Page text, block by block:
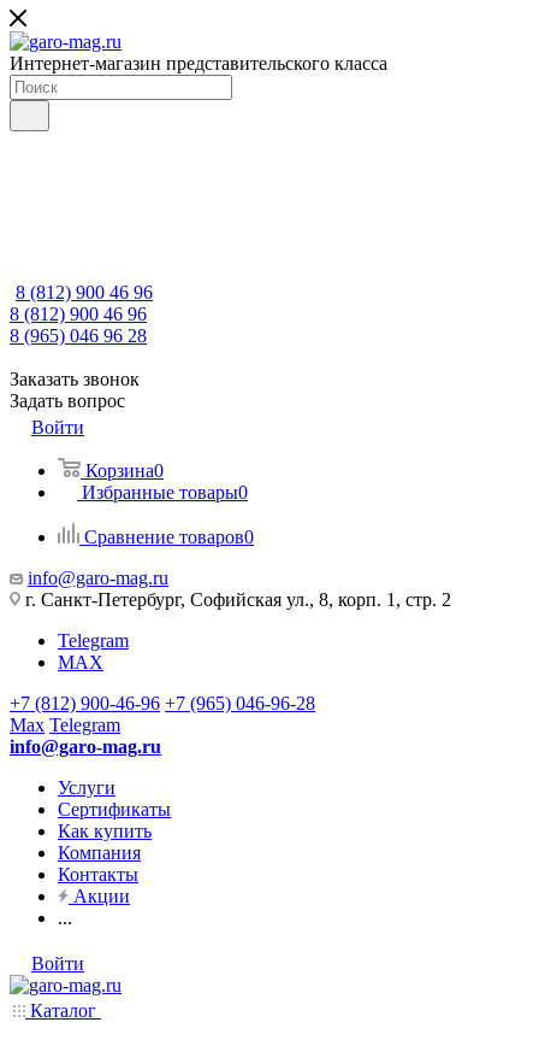
Интернет-магазин представительского класса
8 (812) 900 46 96
8 (812) 900 46 96
8 (965) 046 96 28
Заказать звонок
Задать вопрос
Войти
Корзина0
Избранные товары0
Сравнение товаров0
info@garo-mag.ru
г. Санкт-Петербург, Софийская ул., 8, корп. 1, стр. 2
Telegram
MAX
+7 (812) 900-46-96 +7 (965) 046-96-28
Max Telegram
info@garo-mag.ru
Услуги
Сертификаты
Как купить
Компания
Контакты
Акции
...
Войти
Каталог